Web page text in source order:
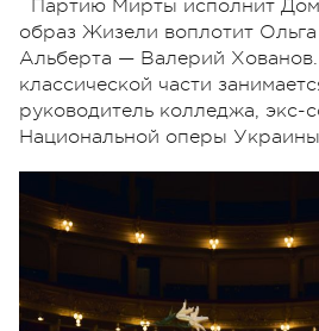
Партию Мирты исполнит
образ Жизели воплотит
Альберта — Валерий
классической части
руководитель колледжа, экс-
Национальной оперы